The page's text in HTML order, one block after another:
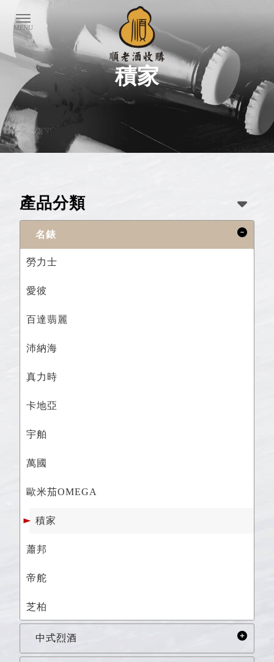
積家
產品分類
名錶
勞力士
愛彼
百達翡麗
沛納海
真力時
卡地亞
宇舶
萬國
歐米茄OMEGA
積家
蕭邦
帝舵
芝柏
中式烈酒